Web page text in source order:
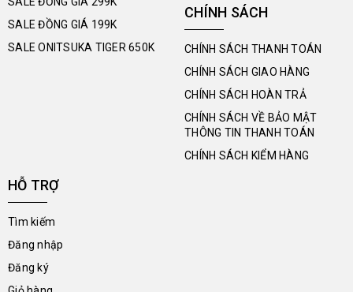
SALE ĐỒNG GIÁ 199K
SALE ONITSUKA TIGER 650K
CHÍNH SÁCH
CHÍNH SÁCH THANH TOÁN
CHÍNH SÁCH GIAO HÀNG
CHÍNH SÁCH HOÀN TRẢ
CHÍNH SÁCH VỀ BẢO MẬT
THÔNG TIN THANH TOÁN
CHÍNH SÁCH KIỂM HÀNG
HỖ TRỢ
Tìm kiếm
Đăng nhập
Đăng ký